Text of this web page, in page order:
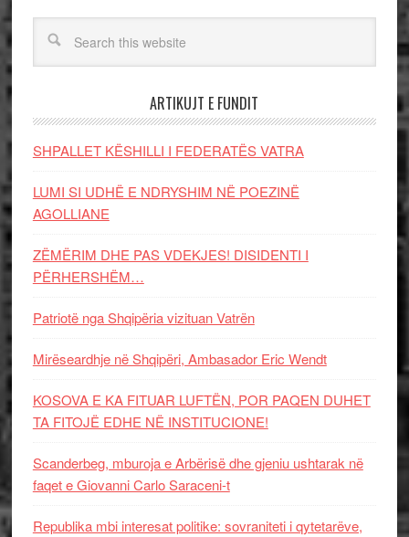
ARTIKUJT E FUNDIT
SHPALLET KËSHILLI I FEDERATËS VATRA
LUMI SI UDHË E NDRYSHIM NË POEZINË
AGOLLIANE
ZËMËRIM DHE PAS VDEKJES! DISIDENTI I
PËRHERSHËM…
Patriotë nga Shqipëria vizituan Vatrën
Mirëseardhje në Shqipëri, Ambasador Eric Wendt
KOSOVA E KA FITUAR LUFTËN, POR PAQEN DUHET
TA FITOJË EDHE NË INSTITUCIONE!
Scanderbeg, mburoja e Arbërisë dhe gjeniu ushtarak në
faqet e Giovanni Carlo Saraceni-t
Republika mbi interesat politike: sovraniteti i qytetarëve,